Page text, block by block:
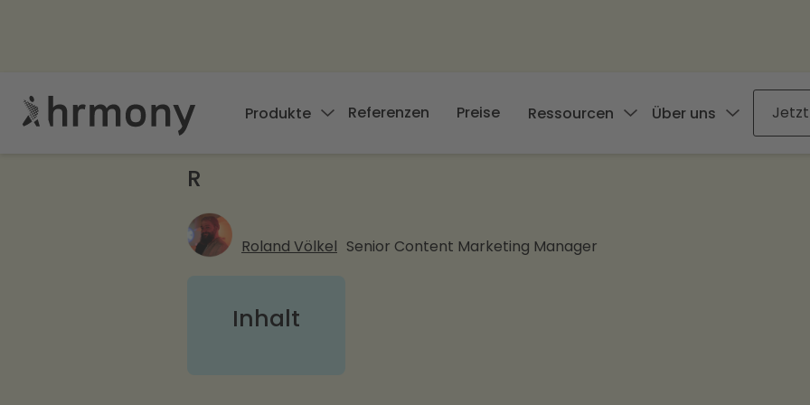
Produkte Referenzen Preise Ressourcen Über uns
R
Roland Völkel Senior Content Marketing Manager
Inhalt